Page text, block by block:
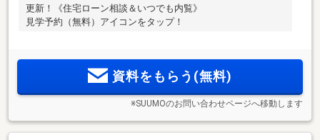
更新！《住宅ローン相談＆いつでも内覧》
見学予約（無料）アイコンをタップ！
資料をもらう(無料)
※SUUMOのお問い合わせページへ移動します